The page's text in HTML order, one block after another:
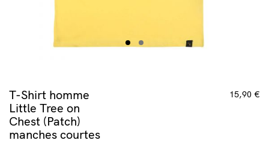
T-Shirt homme
Little Tree on
Chest (Patch)
manches courtes
15,90 €